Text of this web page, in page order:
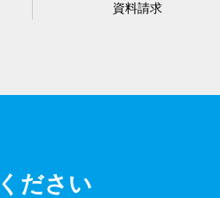
資料請求
ださい